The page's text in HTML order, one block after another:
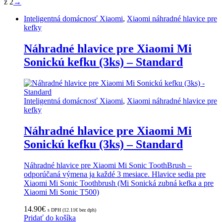
Inteligentná domácnosť Xiaomi, Xiaomi náhradné hlavice pre
kefky
Náhradné hlavice pre Xiaomi Mi
Sonickú kefku (3ks) – Standard
Inteligentná domácnosť Xiaomi, Xiaomi náhradné hlavice pre
kefky
Náhradné hlavice pre Xiaomi Mi
Sonickú kefku (3ks) – Standard
Náhradné hlavice pre Xiaomi Mi Sonic ToothBrush –
odporúčaná výmena ja každé 3 mesiace. Hlavice sedia pre
Xiaomi Mi Sonic Toothbrush (Mi Sonická zubná kefka a pre
Xiaomi Mi Sonic T500)
14.90€ s DPH (12.11€ bez dph)
Pridať do košíka